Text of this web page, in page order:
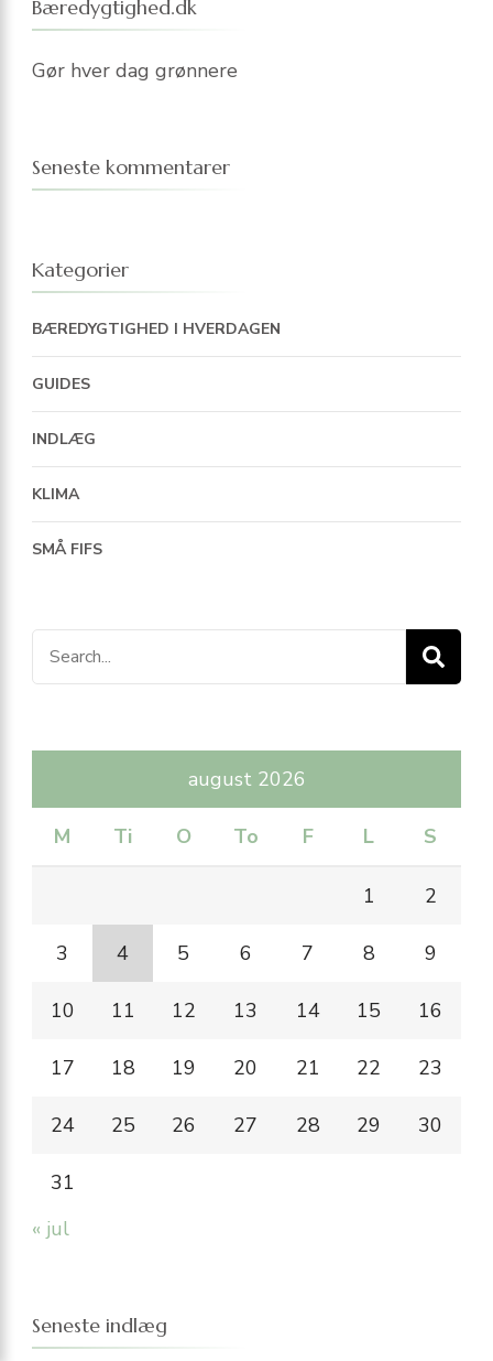
Bæredygtighed.dk
Gør hver dag grønnere
Seneste kommentarer
Kategorier
BÆREDYGTIGHED I HVERDAGEN
GUIDES
INDLÆG
KLIMA
SMÅ FIFS
Search
for:
august 2026
M Ti O To F L S
1 2
3 4 5 6 7 8 9
10 11 12 13 14 15 16
17 18 19 20 21 22 23
24 25 26 27 28 29 30
31
« jul
Seneste indlæg